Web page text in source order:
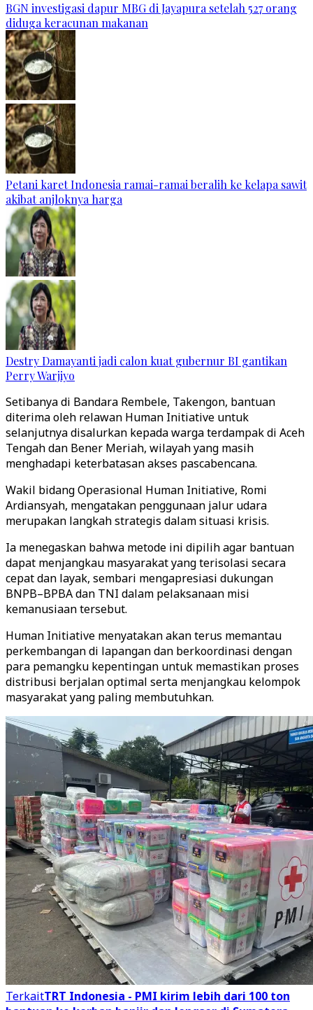
BGN investigasi dapur MBG di Jayapura setelah 527 orang
diduga keracunan makanan
Petani karet Indonesia ramai-ramai beralih ke kelapa sawit
akibat anjloknya harga
Destry Damayanti jadi calon kuat gubernur BI gantikan
Perry Warjiyo
Setibanya di Bandara Rembele, Takengon, bantuan
diterima oleh relawan Human Initiative untuk
selanjutnya disalurkan kepada warga terdampak di Aceh
Tengah dan Bener Meriah, wilayah yang masih
menghadapi keterbatasan akses pascabencana.
Wakil bidang Operasional Human Initiative, Romi
Ardiansyah, mengatakan penggunaan jalur udara
merupakan langkah strategis dalam situasi krisis.
Ia menegaskan bahwa metode ini dipilih agar bantuan
dapat menjangkau masyarakat yang terisolasi secara
cepat dan layak, sembari mengapresiasi dukungan
BNPB–BPBA dan TNI dalam pelaksanaan misi
kemanusiaan tersebut.
Human Initiative menyatakan akan terus memantau
perkembangan di lapangan dan berkoordinasi dengan
para pemangku kepentingan untuk memastikan proses
distribusi berjalan optimal serta menjangkau kelompok
masyarakat yang paling membutuhkan.
TerkaitTRT Indonesia - PMI kirim lebih dari 100 ton